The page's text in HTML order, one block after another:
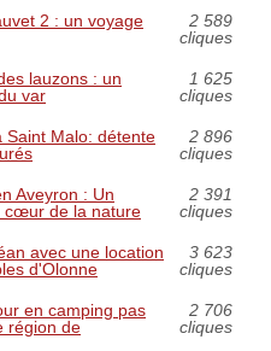
2 : un voyage
2 589
cliques
lauzons : un
var
1 625
cliques
Saint Malo: détente
2 896
cliques
Aveyron : Un
cœur de la nature
2 391
cliques
avec une location
d'Olonne
3 623
cliques
en camping pas
région de
2 706
cliques